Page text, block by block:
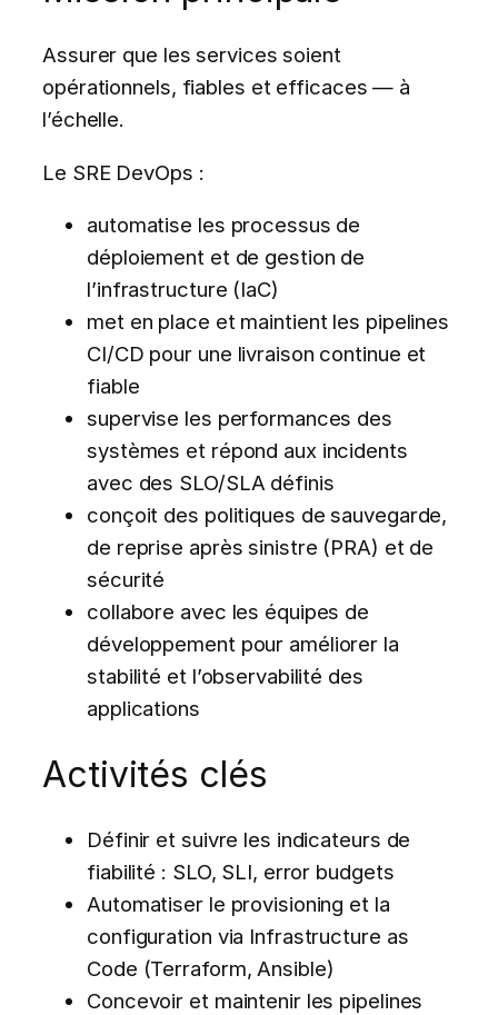
Assurer que les services soient
opérationnels, fiables et efficaces — à
l’échelle.
Le SRE DevOps :
automatise les processus de
déploiement et de gestion de
l’infrastructure (IaC)
met en place et maintient les pipelines
CI/CD pour une livraison continue et
fiable
supervise les performances des
systèmes et répond aux incidents
avec des SLO/SLA définis
conçoit des politiques de sauvegarde,
de reprise après sinistre (PRA) et de
sécurité
collabore avec les équipes de
développement pour améliorer la
stabilité et l’observabilité des
applications
Activités clés
Définir et suivre les indicateurs de
fiabilité : SLO, SLI, error budgets
Automatiser le provisioning et la
configuration via Infrastructure as
Code (Terraform, Ansible)
Concevoir et maintenir les pipelines